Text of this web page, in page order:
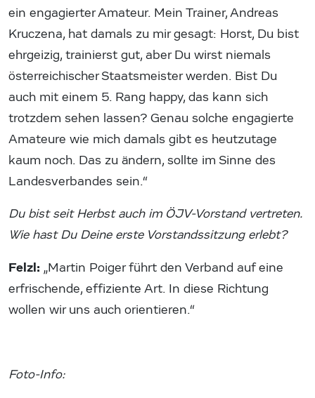
ein engagierter Amateur. Mein Trainer, Andreas
Kruczena, hat damals zu mir gesagt: Horst, Du bist
ehrgeizig, trainierst gut, aber Du wirst niemals
österreichischer Staatsmeister werden. Bist Du
auch mit einem 5. Rang happy, das kann sich
trotzdem sehen lassen? Genau solche engagierte
Amateure wie mich damals gibt es heutzutage
kaum noch. Das zu ändern, sollte im Sinne des
Landesverbandes sein.“
Du bist seit Herbst auch im ÖJV-Vorstand vertreten.
Wie hast Du Deine erste Vorstandssitzung erlebt?
Felzl: „Martin Poiger führt den Verband auf eine
erfrischende, effiziente Art. In diese Richtung
wollen wir uns auch orientieren.“
Foto-Info: